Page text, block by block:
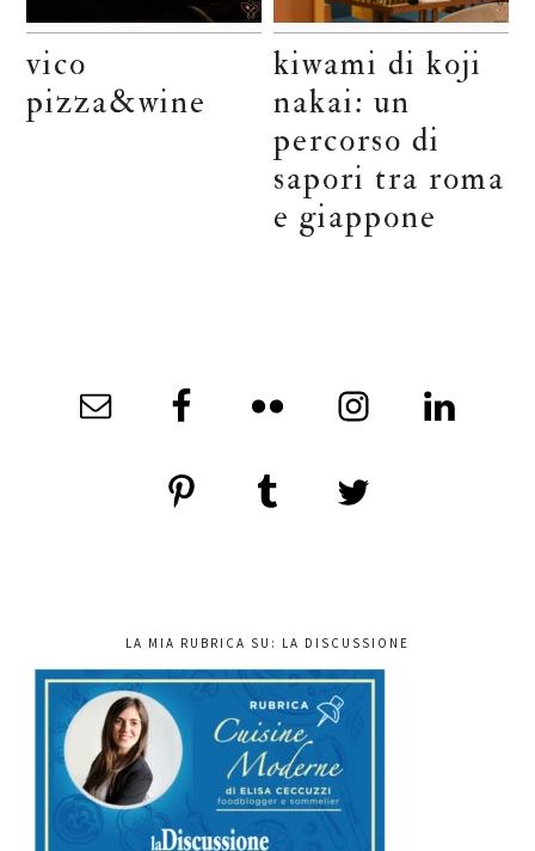
vico
pizza&wine
kiwami di koji
nakai: un
percorso di
sapori tra roma
e giappone
LA MIA RUBRICA SU: LA DISCUSSIONE